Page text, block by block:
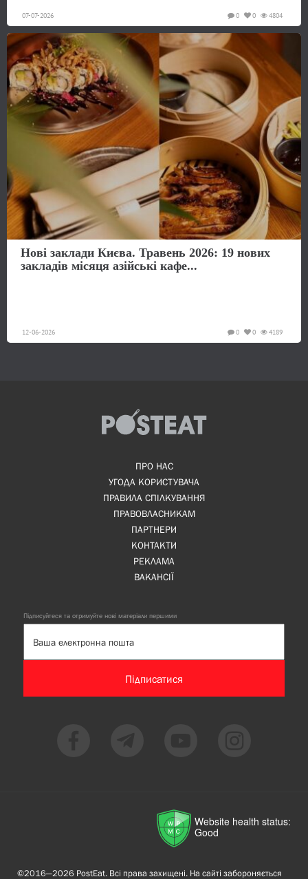
07-07-2026 4804
0
0
Нові заклади Києва. Травень 2026: 19 нових
закладів місяця азійські кафе...
12-06-2026 4189
0
0
ПРО НАС
УГОДА КОРИСТУВАЧА
ПРАВИЛА СПІЛКУВАННЯ
ПРАВОВЛАСНИКАМ
ПАРТНЕРИ
КОНТАКТИ
РЕКЛАМА
ВАКАНСІЇ
Підписуйтеся та отримуйте нові матеріали першими
Підписатися
Website health status:
Good
©2016—2026 PostEat. Всі права захищені. На сайті забороняється